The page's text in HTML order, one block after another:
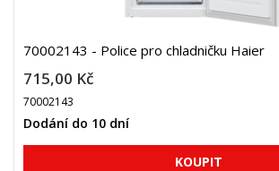
70002143 - Police pro chladničku Haier
715,00 Kč
70002143
Dodání do 10 dní